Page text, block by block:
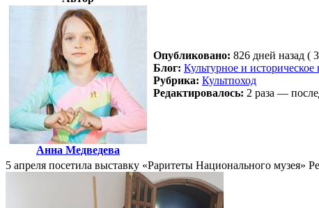
Анна Медведева
Опубликовано: 826 дней назад (
Блог: Культурное и
Рубрика: Культпоход
Редактировалось: 2 раза —
5 апреля посетила выставку «Раритеты Национального музея»